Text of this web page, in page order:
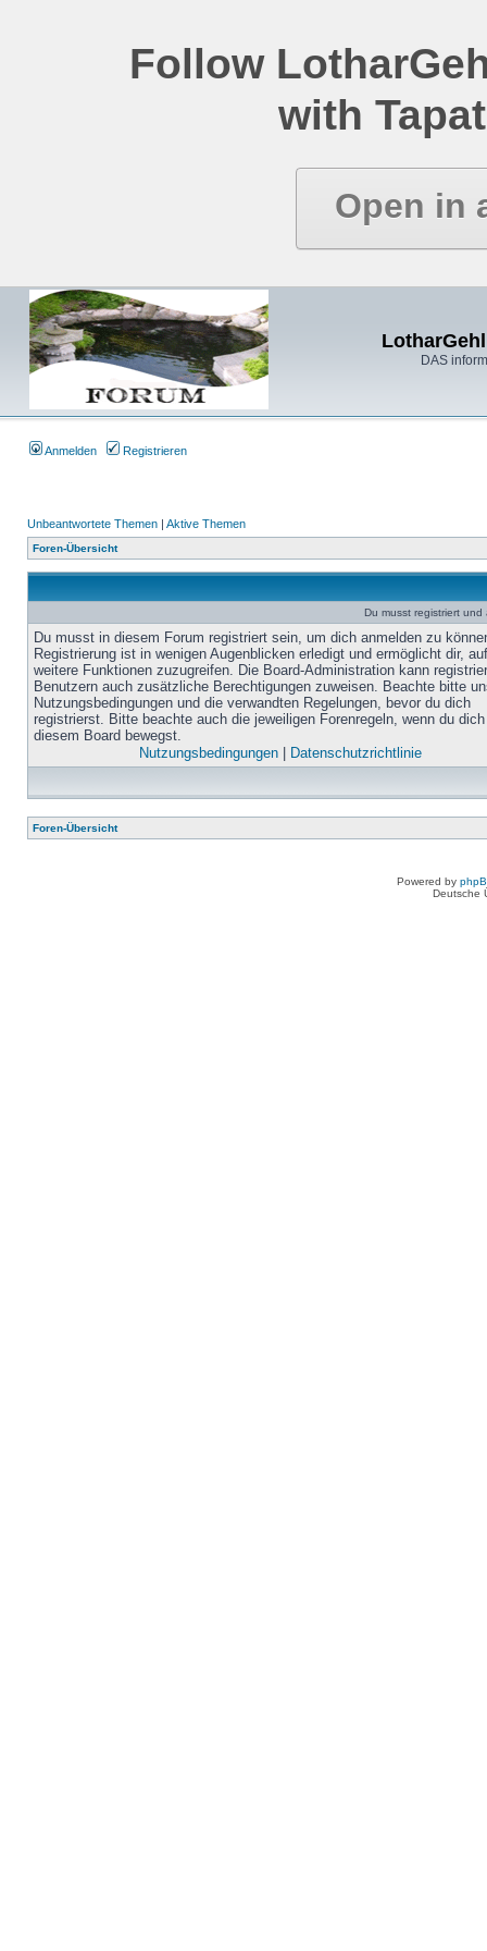
Follow
with
Open in
DAS
Anmelden Registrieren
Unbeantwortete Themen | Aktive Themen
Foren-Übersicht
Du musst registriert
Du musst in diesem Forum registriert sein, um dich anmelden zu
Registrierung ist in wenigen Augenblicken erledigt und ermöglicht dir, auf
weitere Funktionen zuzugreifen. Die Board-Administration kann
Benutzern auch zusätzliche Berechtigungen zuweisen. Beachte bitte
Nutzungsbedingungen und die verwandten Regelungen, bevor du dich
registrierst. Bitte beachte auch die jeweiligen Forenregeln, wenn du
diesem Board bewegst.
Nutzungsbedingungen| Datenschutzrichtlinie
Foren-Übersicht
Powered by
Deutsche